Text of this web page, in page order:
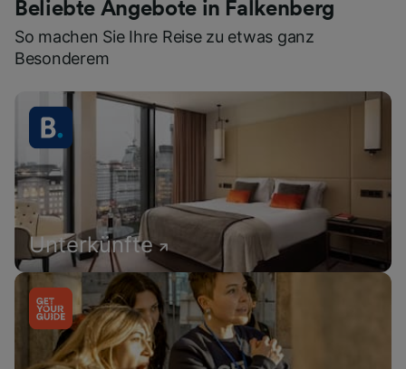
Beliebte Angebote in Falkenberg
So machen Sie Ihre Reise zu etwas ganz
Besonderem
Unterkünfte